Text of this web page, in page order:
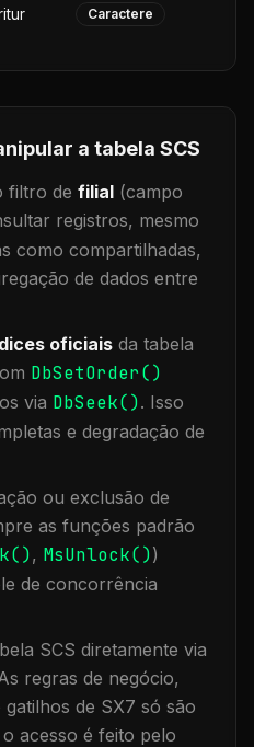
Caractere
a tabela SCS
filtro de filial (campo
registros, mesmo
como compartilhadas,
de dados entre
oficiais da tabela
DbSetOrder()
via DbSeek(). Isso
e degradação de
ou exclusão de
as funções padrão
, MsUnlock())
de concorrência
SCS diretamente via
regras de negócio,
de SX7 só são
acesso é feito pelo